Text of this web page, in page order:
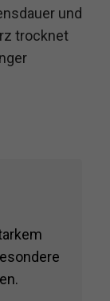
und
trocknet